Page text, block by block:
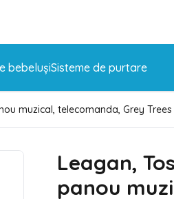
bebelușiSisteme de purtare
muzical, telecomanda, Grey Trees
Leagan,
panou